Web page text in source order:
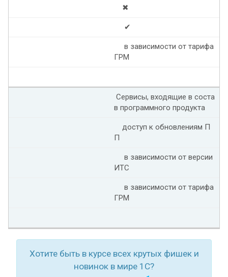
✖
✔
в зависимости от тарифа
ГРМ
Сервисы, входящие в соста
в программного продукта
доступ к обновлениям П
П
в зависимости от версии
ИТС
в зависимости от тарифа
ГРМ
Хотите быть в курсе всех крутых фишек и
новинок в мире 1С?